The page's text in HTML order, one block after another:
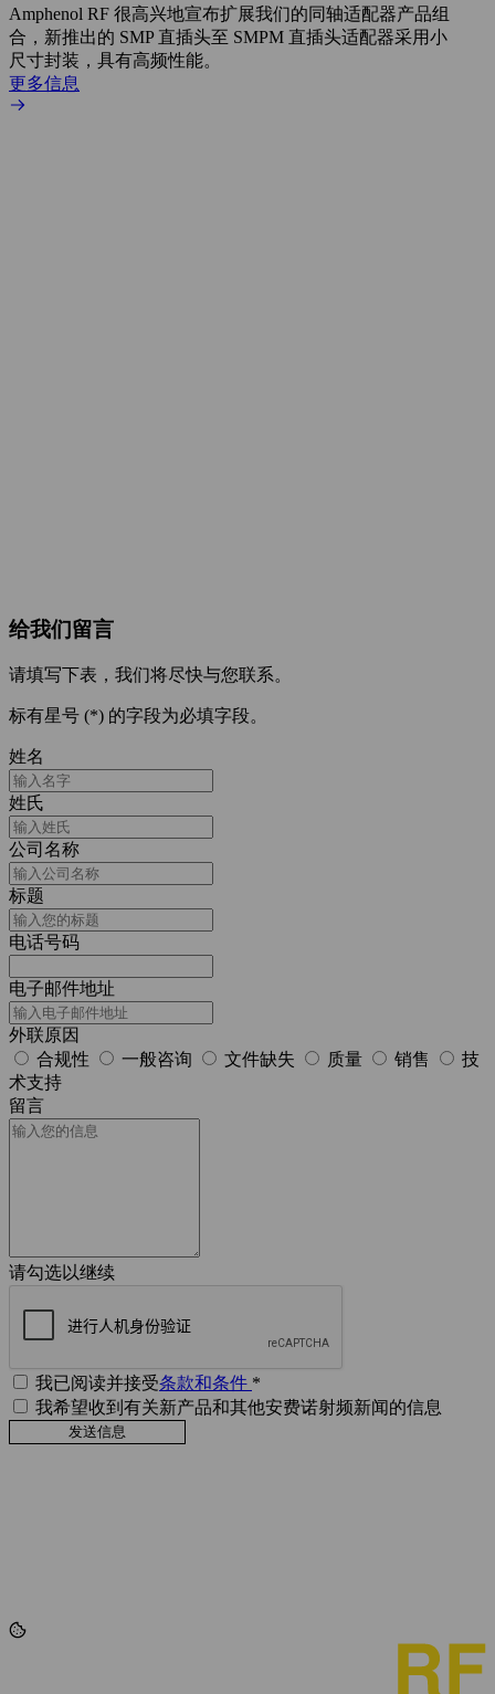
Amphenol RF 很高兴地宣布扩展我们的同轴适配器产品组
合，新推出的 SMP 直插头至 SMPM 直插头适配器采用小
尺寸封装，具有高频性能。
更多信息
给我们留言
请填写下表，我们将尽快与您联系。
标有星号 (*) 的字段为必填字段。
姓名
姓氏
公司名称
标题
电话号码
电子邮件地址
外联原因
合规性
一般咨询 文件缺失 质量 销售
技
术支持
留言
请勾选以继续
我已阅读并接受条款和条件 *
我希望收到有关新产品和其他安费诺射频新闻的信息